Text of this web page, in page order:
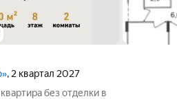
, 2 квартал 2027
без отделки в